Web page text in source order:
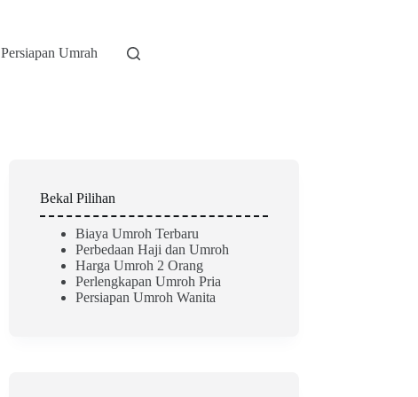
Persiapan Umrah
Bekal Pilihan
Biaya Umroh Terbaru
Perbedaan Haji dan Umroh
Harga Umroh 2 Orang
Perlengkapan Umroh Pria
Persiapan Umroh Wanita